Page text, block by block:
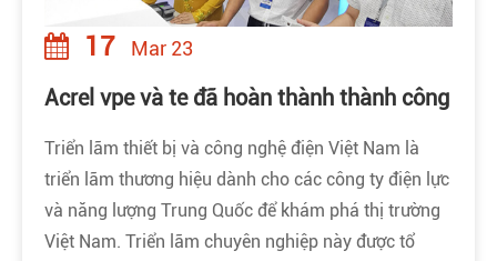
17 Mar 23
Acrel vpe và te đã hoàn thành thành công
Triển lãm thiết bị và công nghệ điện Việt Nam là
triển lãm thương hiệu dành cho các công ty điện lực
và năng lượng Trung Quốc để khám phá thị trường
Việt Nam. Triển lãm chuyên nghiệp này được tổ